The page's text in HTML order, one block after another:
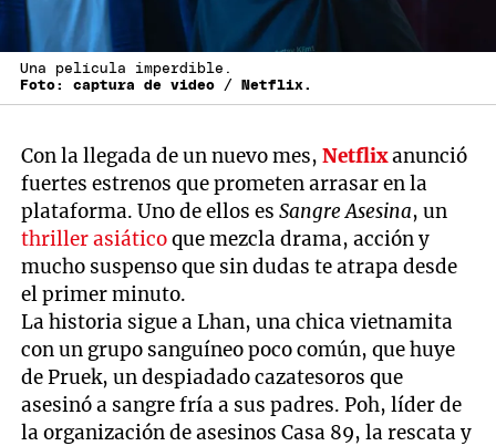
Una película imperdible.
Foto: captura de video / Netflix.
Con la llegada de un nuevo mes,Netflixanunció
fuertes estrenos que prometen arrasar en la
plataforma. Uno de ellos esSangre Asesina, un
thriller asiáticoque mezcla drama, acción y
mucho suspenso que sin dudas te atrapa desde
el primer minuto.
La historia sigue a Lhan, una chica vietnamita
con un grupo sanguíneo poco común, que huye
de Pruek, un despiadado cazatesoros que
asesinó a sangre fría a sus padres. Poh, líder de
la organización de asesinos Casa 89, la rescata y